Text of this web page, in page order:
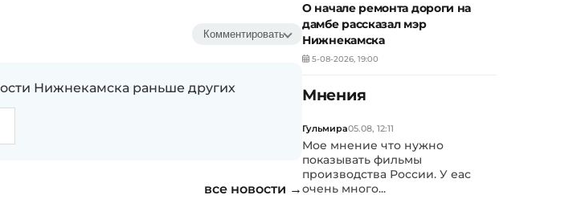
Комментировать
Нижнекамска раньше других
все новости →
О начале ремонта дороги на
дамбе рассказал мэр
Нижнекамска
5-08-2026, 19:00
Мнения
Гульмира05.08, 12:11
Мое мнение что нужно
показывать фильмы
производства России. У еас
очень много...